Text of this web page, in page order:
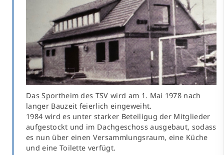
Das Sportheim des TSV wird am 1. Mai 1978 nach
langer Bauzeit feierlich eingeweiht.
1984 wird es unter starker Beteiligug der Mitglieder
aufgestockt und im Dachgeschoss ausgebaut, sodass
es nun über einen Versammlungsraum, eine Küche
und eine Toilette verfügt.